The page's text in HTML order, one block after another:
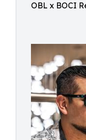
OBL x BOCI